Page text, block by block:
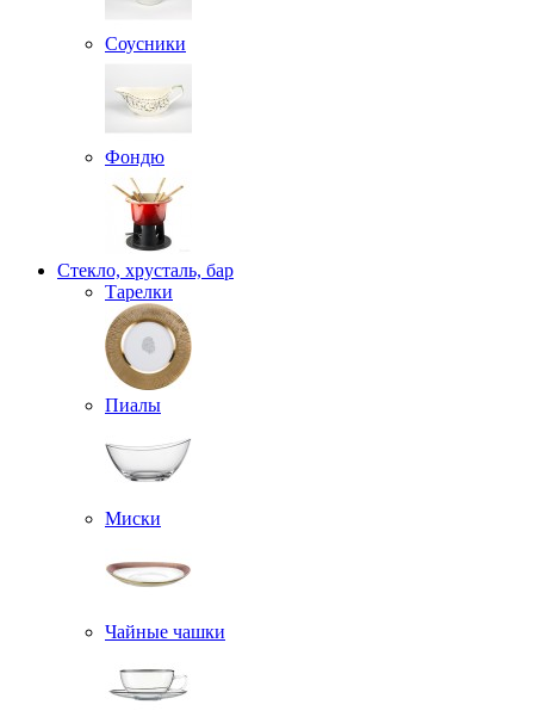
Соусники
Фондю
Стекло, хрусталь, бар
Тарелки
Пиалы
Миски
Чайные чашки